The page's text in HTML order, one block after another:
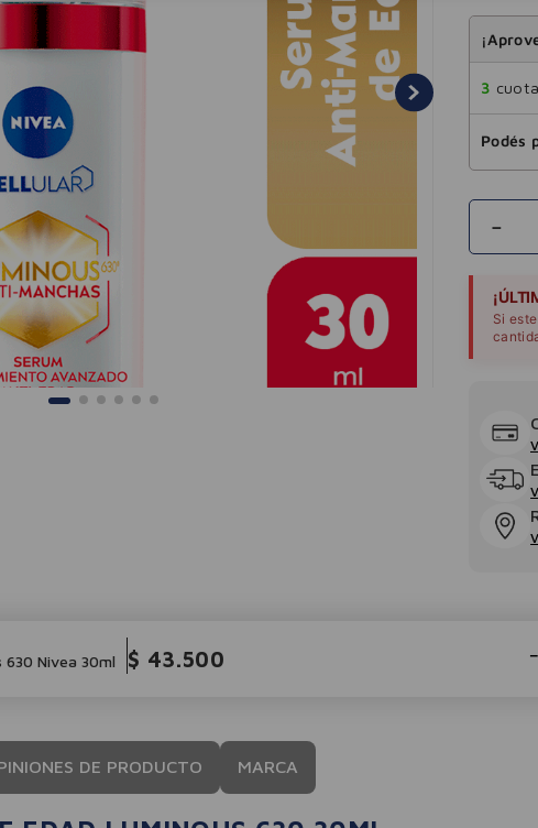
3
Podés
－
Si
630 Nivea 30ml $ 43.500 －
DE PRODUCTO MARCA